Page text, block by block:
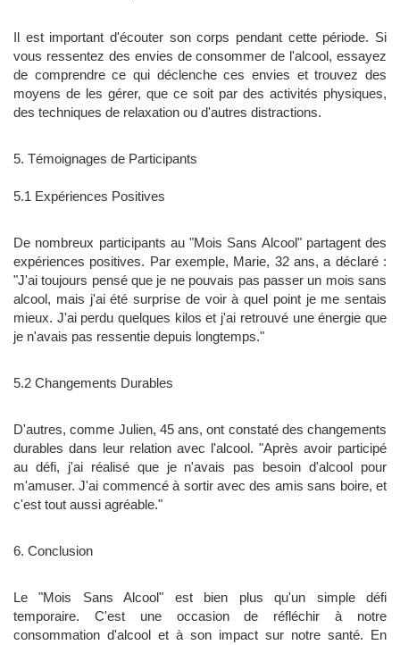
Il est important d'écouter son corps pendant cette période. Si
vous ressentez des envies de consommer de l'alcool, essayez
de comprendre ce qui déclenche ces envies et trouvez des
moyens de les gérer, que ce soit par des activités physiques,
des techniques de relaxation ou d'autres distractions.
5. Témoignages de Participants
5.1 Expériences Positives
De nombreux participants au "Mois Sans Alcool" partagent des
expériences positives. Par exemple, Marie, 32 ans, a déclaré :
"J'ai toujours pensé que je ne pouvais pas passer un mois sans
alcool, mais j'ai été surprise de voir à quel point je me sentais
mieux. J'ai perdu quelques kilos et j'ai retrouvé une énergie que
je n'avais pas ressentie depuis longtemps."
5.2 Changements Durables
D'autres, comme Julien, 45 ans, ont constaté des changements
durables dans leur relation avec l'alcool. "Après avoir participé
au défi, j'ai réalisé que je n'avais pas besoin d'alcool pour
m'amuser. J'ai commencé à sortir avec des amis sans boire, et
c'est tout aussi agréable."
6. Conclusion
Le "Mois Sans Alcool" est bien plus qu'un simple défi
temporaire. C'est une occasion de réfléchir à notre
consommation d'alcool et à son impact sur notre santé. En